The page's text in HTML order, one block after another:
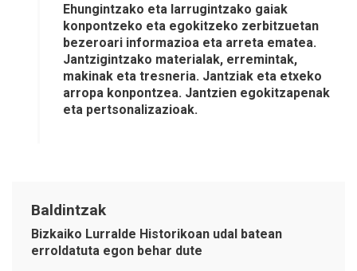
Ehungintzako eta larrugintzako gaiak
konpontzeko eta egokitzeko zerbitzuetan
bezeroari informazioa eta arreta ematea.
Jantzigintzako materialak, erremintak,
makinak eta tresneria. Jantziak eta etxeko
arropa konpontzea. Jantzien egokitzapenak
eta pertsonalizazioak.
Baldintzak
Bizkaiko Lurralde Historikoan udal batean
erroldatuta egon behar dute